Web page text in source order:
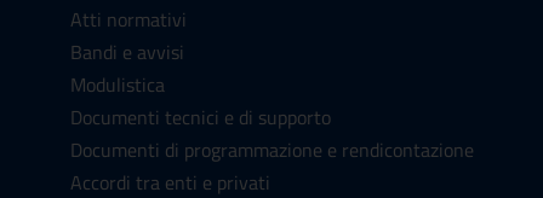
Atti normativi
Bandi e avvisi
Modulistica
Documenti tecnici e di supporto
Documenti di programmazione e rendicontazione
Accordi tra enti e privati